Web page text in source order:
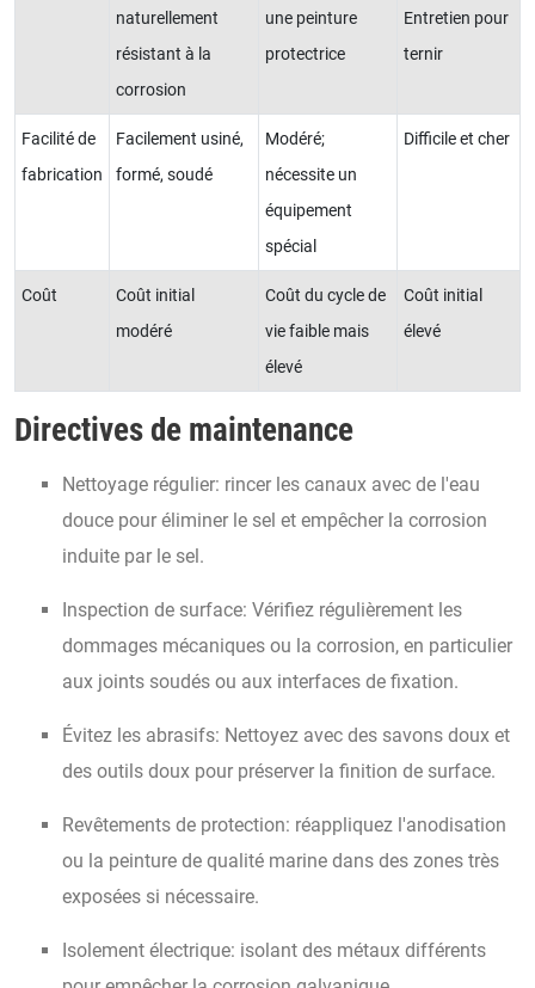
naturellement
résistant à la
corrosion
une peinture
protectrice
Entretien pour
ternir
Facilité de
fabrication
Facilement usiné,
formé, soudé
Modéré;
nécessite un
équipement
spécial
Difficile et cher
Coût
Coût initial
modéré
Coût du cycle de
vie faible mais
élevé
Coût initial
élevé
Directives de maintenance
Nettoyage régulier: rincer les canaux avec de l'eau
douce pour éliminer le sel et empêcher la corrosion
induite par le sel.
Inspection de surface: Vérifiez régulièrement les
dommages mécaniques ou la corrosion, en particulier
aux joints soudés ou aux interfaces de fixation.
Évitez les abrasifs: Nettoyez avec des savons doux et
des outils doux pour préserver la finition de surface.
Revêtements de protection: réappliquez l'anodisation
ou la peinture de qualité marine dans des zones très
exposées si nécessaire.
Isolement électrique: isolant des métaux différents